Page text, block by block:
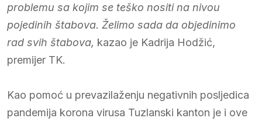
problemu sa kojim se teško nositi na nivou
pojedinih štabova. Želimo sada da objedinimo
rad svih štabova, kazao je Kadrija Hodžić,
premijer TK.
Kao pomoć u prevazilaženju negativnih posljedica
pandemija korona virusa Tuzlanski kanton je i ove